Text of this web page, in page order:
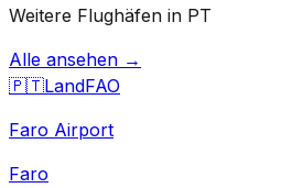
Weitere Flughäfen in PT
Alle ansehen →
🇵🇹LandFAO
Faro Airport
Faro